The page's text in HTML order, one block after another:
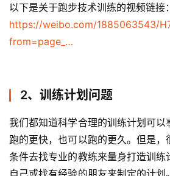
以下是关于跑步技术训练的视频链接：
https://weibo.com/1885063543/
from=page_…
2、训练计划问题
我们都知道科学合理的训练计划可以
跑的更快，也可以跑的更久。但是
条件去找专业的教练来量身打造训练
自己或找有经验的朋友来制定的计